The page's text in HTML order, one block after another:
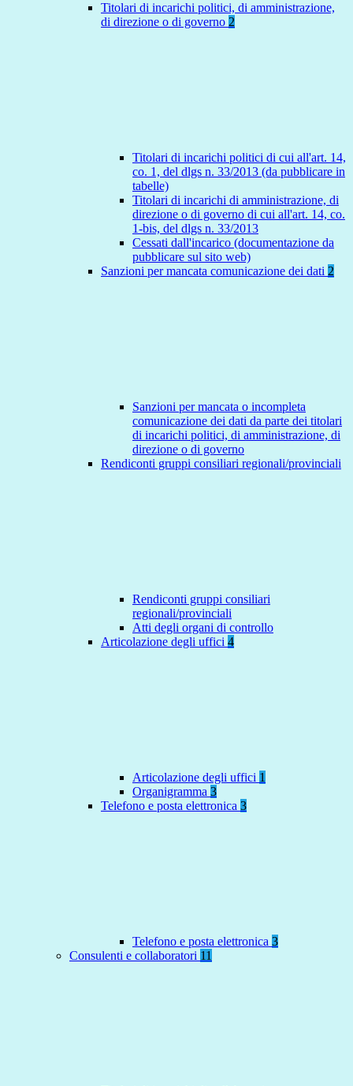
Titolari di incarichi politici, di amministrazione,
di direzione o di governo 2
Titolari di incarichi politici di cui all'art. 14,
co. 1, del dlgs n. 33/2013 (da pubblicare in
tabelle)
Titolari di incarichi di amministrazione, di
direzione o di governo di cui all'art. 14, co.
1-bis, del dlgs n. 33/2013
Cessati dall'incarico (documentazione da
pubblicare sul sito web)
Sanzioni per mancata comunicazione dei dati 2
Sanzioni per mancata o incompleta
comunicazione dei dati da parte dei titolari
di incarichi politici, di amministrazione, di
direzione o di governo
Rendiconti gruppi consiliari regionali/provinciali
Rendiconti gruppi consiliari
regionali/provinciali
Atti degli organi di controllo
Articolazione degli uffici 4
Articolazione degli uffici 1
Organigramma 3
Telefono e posta elettronica 3
Telefono e posta elettronica 3
Consulenti e collaboratori 11